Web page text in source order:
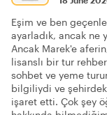
Eşim ve ben
ayarladık, ancak ne
Ancak Marek'e
lisanslı bir tur
sohbet ve yeme
bilgiliydi ve
işaret etti. Çok şey